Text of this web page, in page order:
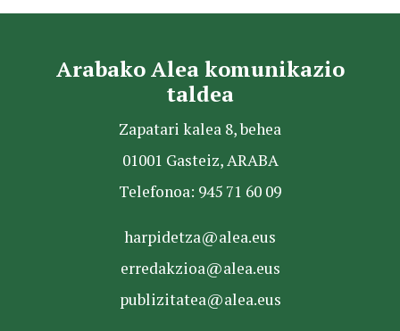
Arabako Alea komunikazio
taldea
Zapatari kalea 8, behea
01001 Gasteiz, ARABA
Telefonoa: 945 71 60 09
harpidetza@alea.eus
erredakzioa@alea.eus
publizitatea@alea.eus